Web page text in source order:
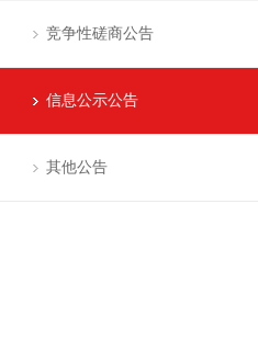
竞争性磋商公告
信息公示公告
其他公告